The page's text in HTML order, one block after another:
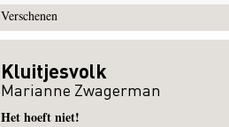
Verschenen
Kluitjesvolk
Marianne Zwagerman
Het hoeft niet!